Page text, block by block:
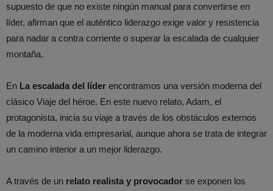
supuesto de que no existe ningún manual para convertirse en
líder, afirman que el auténtico liderazgo exige valor y resistencia
para nadar a contra corriente o superar la escalada de cualquier
montaña.
En La escalada del líder encontramos una versión moderna del
clásico Viaje del héroe. En este nuevo relato, Adam, el
protagonista, inicia su viaje a través de los obstáculos externos
de la moderna vida empresarial, aunque ahora se trata de integrar
un camino interior a un mejor liderazgo.
A través de un relato realista y provocador se exponen los